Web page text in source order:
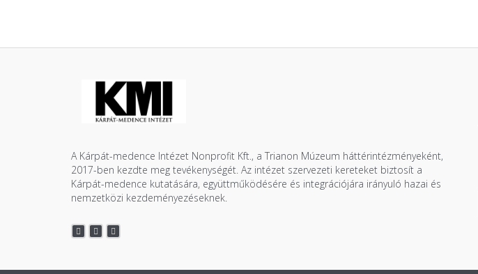
A Kárpát-medence Intézet Nonprofit Kft., a Trianon Múzeum háttérintézményeként,
2017-ben kezdte meg tevékenységét. Az intézet szervezeti kereteket biztosít a
Kárpát-medence kutatására, együttműködésére és integrációjára irányuló hazai és
nemzetközi kezdeményezéseknek.